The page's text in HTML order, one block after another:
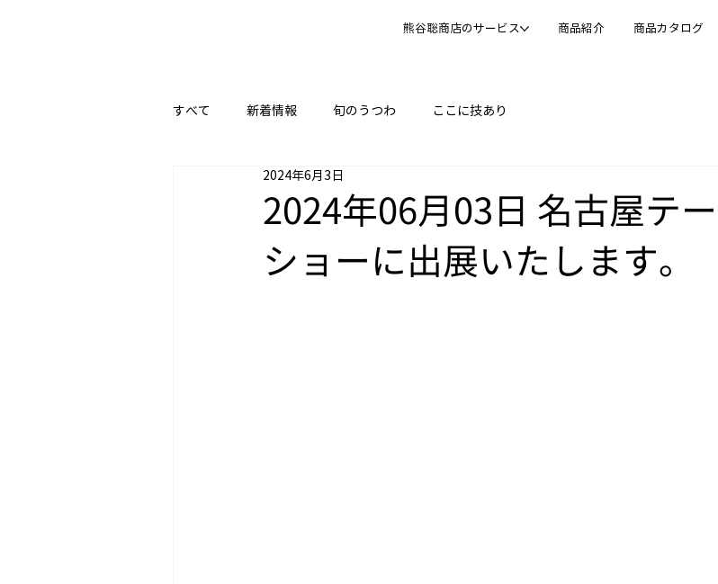
熊谷聡商店のサービス 商品紹介 商品カタログ
すべて 新着情報 旬のうつわ ここに技あり
2024年06月03日 名古屋テ
ショーに出展いたします。
2024年6月3日